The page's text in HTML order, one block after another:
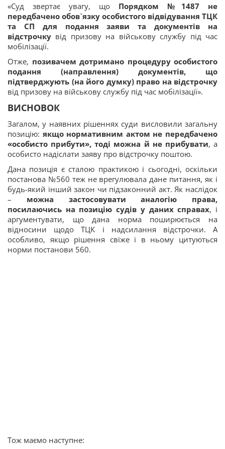
«Суд звертає увагу, що Порядком №1487 не
передбачено обов`язку особистого відвідування ТЦК
та СП для подання заяви та документів на
відстрочку від призову на військову службу під час
мобілізації.
Отже, позивачем дотримано процедуру особистого
подання (направлення) документів, що
підтверджують (на його думку) право на відстрочку
від призову на військову службу під час мобілізації».
ВИСНОВОК
Загалом, у наявних рішеннях суди висловили загальну
позицію: якщо нормативним актом не передбачено
«особисто прибути», тоді можна й не прибувати, а
особисто надіслати заяву про відстрочку поштою.
Дана позиція є сталою практикою і сьогодні, оскільки
постанова №560 теж не врегулювала дане питання, як і
будь-який інший закон чи підзаконний акт. Як наслідок
– можна застосовувати аналогію права,
посилаючись на позицію судів у даних справах, і
аргументувати, що дана норма поширюється на
відносини щодо ТЦК і надсилання відстрочки. А
особливо, якщо рішення свіже і в ньому цитуються
норми постанови 560.
Тож маємо наступне: